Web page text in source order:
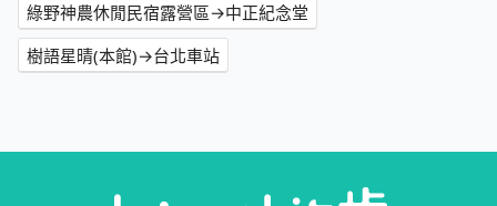
綠野神農休閒民宿露營區→中正紀念堂
樹語星晴(本館)→台北車站